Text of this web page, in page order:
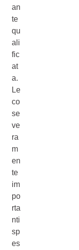
an
te
qu
ali
fic
at
a.
Le
co
se
ve
ra
m
en
te
im
po
rta
nti
sp
es